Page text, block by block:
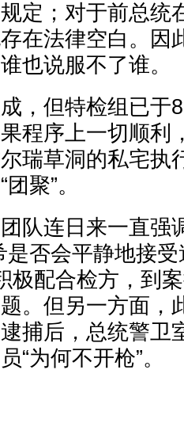
定；对于前总统
在法律空白。因
也说服不了谁。
，但特检组已于
程序上一切顺利
瑞草洞的私宅执
聚”。
队连日来一直强
是否会平静地接
极配合检方，到
。但另一方面，
捕后，总统警卫
“为何不开枪”。